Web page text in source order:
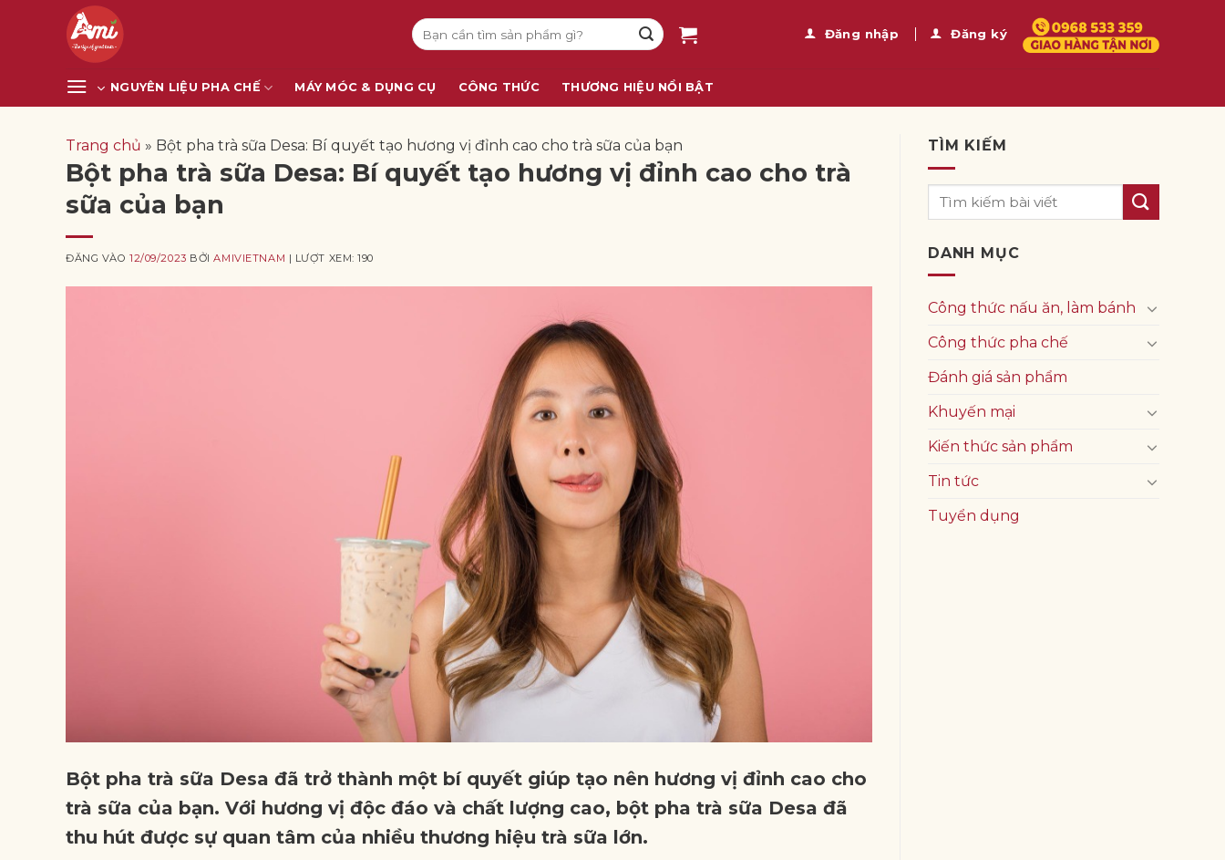
Tìm
kiếm:
Đăng nhập Đăng ký
NGUYÊN LIỆU PHA CHẾ MÁY MÓC & DỤNG CỤ CÔNG THỨC THƯƠNG HIỆU NỔI BẬT
Trang chủ » Bột pha trà sữa Desa: Bí quyết tạo hương vị đỉnh cao cho trà sữa của bạn
Bột pha trà sữa Desa: Bí quyết tạo hương vị đỉnh cao cho trà
sữa của bạn
ĐĂNG VÀO12/09/2023 BỞIAMIVIETNAM | LƯỢT XEM: 190
Bột pha trà sữa Desa đã trở thành một bí quyết giúp tạo nên hương vị đỉnh cao cho
trà sữa của bạn. Với hương vị độc đáo và chất lượng cao, bột pha trà sữa Desa đã
thu hút được sự quan tâm của nhiều thương hiệu trà sữa lớn.
TÌM KIẾM
DANH MỤC
Công thức nấu ăn, làm bánh
Công thức pha chế
Đánh giá sản phẩm
Khuyến mại
Kiến thức sản phẩm
Tin tức
Tuyển dụng